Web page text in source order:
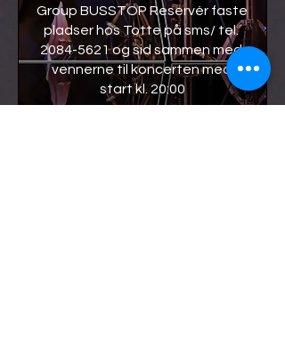
Group BUSSTOP Reservér faste
pladser hos Totte på sms/ tel.
2084-5621 og sid sammen med
vennerne til koncerten med
start kl. 20:00